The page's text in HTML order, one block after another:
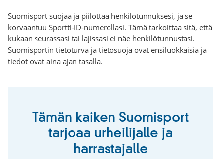
Suomisport suojaa ja piilottaa henkilötunnuksesi, ja se
korvaantuu Sportti-ID-numerollasi. Tämä tarkoittaa sitä, että
kukaan seurassasi tai lajissasi ei näe henkilötunnustasi.
Suomisportin tietoturva ja tietosuoja ovat ensiluokkaisia ja
tiedot ovat aina ajan tasalla.
Tämän kaiken Suomisport
tarjoaa urheilijalle ja
harrastajalle